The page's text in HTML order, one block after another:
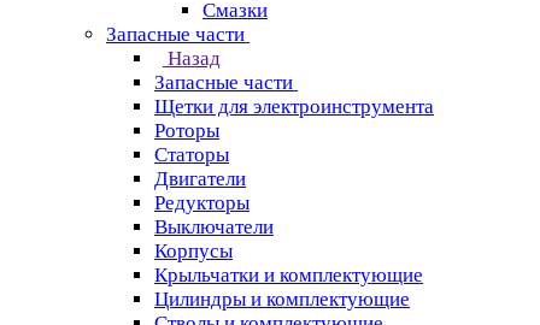
Смазки
Запасные части
Назад
Запасные части
Щетки для электроинструмента
Роторы
Статоры
Двигатели
Редукторы
Выключатели
Корпусы
Крыльчатки и комплектующие
Цилиндры и комплектующие